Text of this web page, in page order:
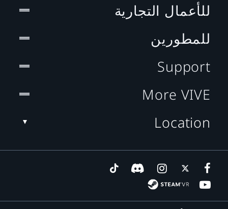
للأعمال التجارية
للمطورين
Support
More VIVE
Location